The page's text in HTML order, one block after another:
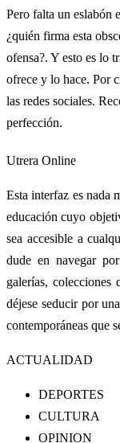
Pero falta un eslabón
¿quién firma esta
ofensa?. Y esto es lo
ofrece y lo hace. Por
las redes sociales.
perfección.
Utrera Online
Esta interfaz es nada
educación cuyo
sea accesible a
dude en navegar
galerías, colecciones
déjese seducir por
contemporáneas que
ACTUALIDAD
DEPORTES
CULTURA
OPINION